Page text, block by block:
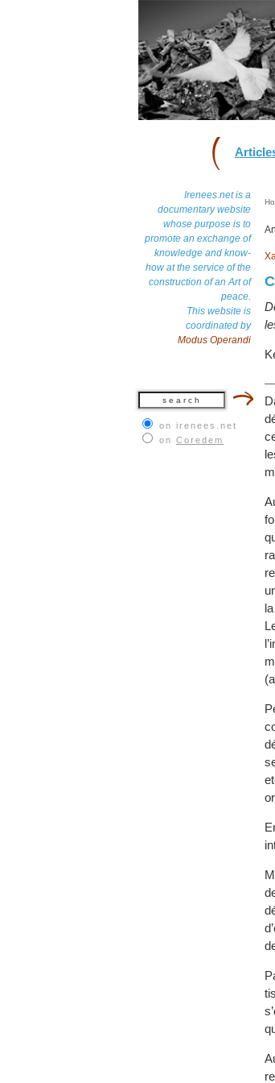
Irenees.net is a
documentary website
whose purpose is to
promote an exchange of
knowledge and know-
how at the service of the
construction of an Art of
peace.
This website is
coordinated by
Modus Operandi
on irenees.net
on Coredem